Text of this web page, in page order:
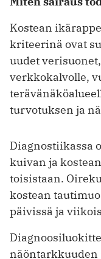
Kostean
kriteerinä ovat
uudet
verkkokalvolle,
turvotuksen ja
Diagnostiikassa
kuivan ja
toisistaan.
kostean
päivissä ja